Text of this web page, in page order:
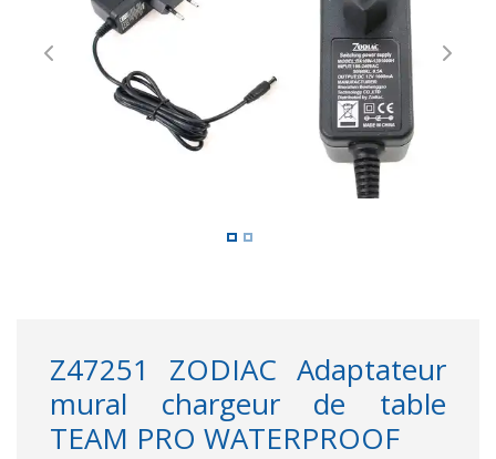
Previous Next
Z47251 ZODIAC Adaptateur
mural chargeur de table
TEAM PRO WATERPROOF